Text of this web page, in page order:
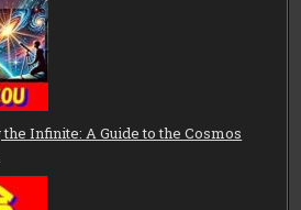
the Infinite: A Guide to the Cosmos